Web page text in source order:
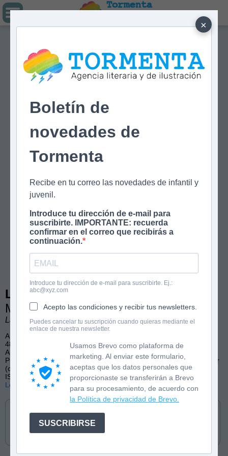
×
Boletín de
novedades de
Tormenta
Recibe en tu correo las novedades de infantil y
juvenil.
Introduce tu dirección de e-mail para
suscribirte. IMPORTANTE: recuerda
confirmar en el correo que recibirás a
continuación.
Introduce tu dirección de e-mail para suscribirte. Ej.:
abc@xyz.com
Acepto las condiciones y recibir tus newsletters.
Puedes cancelar tu suscripción cuando quieras mediante el
enlace de nuestra newsletter.
Usamos Brevo como plataforma de
marketing. Al enviar este formulario,
aceptas que los datos personales que
proporcionaste se transferirán a Brevo
para su procesamiento, de acuerdo con
la Política de privacidad de Brevo.
SUSCRIBIRSE
Tormenta
Las Fantasticotas 2
Mario y el secreto del terrario
Laura Vila. Ilustraciones de David Pavón.
A partir de 6 años
48 páginas, color
Aprender a leer, Ecología, Letra mayúscula
Publicado por Destino Infantil y Juvenil (castellano) y Estrella Polar
(catalán)
ISBN: 9788408267157
Lee las primeras páginas